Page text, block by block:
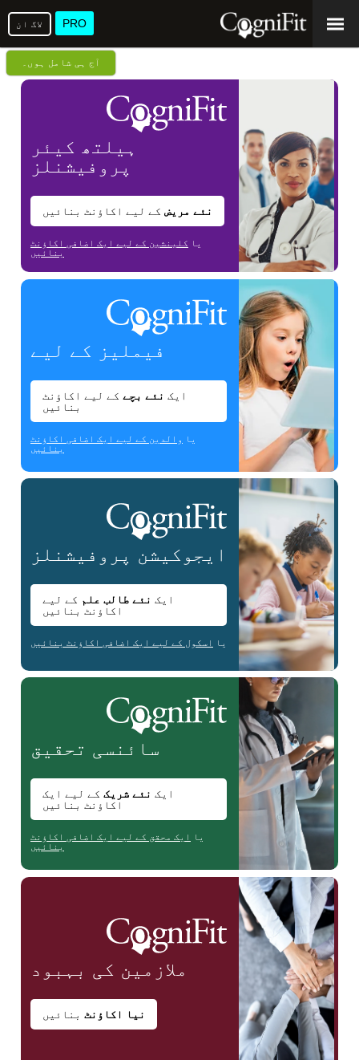
PRO لاگ ان
آج ہی شامل ہوں۔
ہیلتھ کیئر
پروفیشنلز
نئے مریض کے لیے اکاؤنٹ بنائیں
یا کلینشین کے لیے ایک اضافی اکاؤنٹ
بنائیں
فیملیز کے لیے
ایک نئے بچے کے لیے اکاؤنٹ
بنائیں
یا والدین کے لیے ایک اضافی اکاؤنٹ
بنائیں
ایجوکیشن پروفیشنلز
ایک نئے طالب علم کے لیے
اکاؤنٹ بنائیں
یا اسکول کے لیے ایک اضافی اکاؤنٹ بنائیں
سائنسی تحقیق
ایک نئے شریک کے لیے ایک
اکاؤنٹ بنائیں
یا
ایک محقق کے لیے ایک اضافی اکاؤنٹ
بنائیں
ملازمین کی بہبود
نیا اکاؤنٹ بنائیں